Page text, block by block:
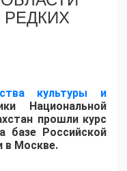
культуры и
Национальной
прошли курс
базе Российской
в Москве.